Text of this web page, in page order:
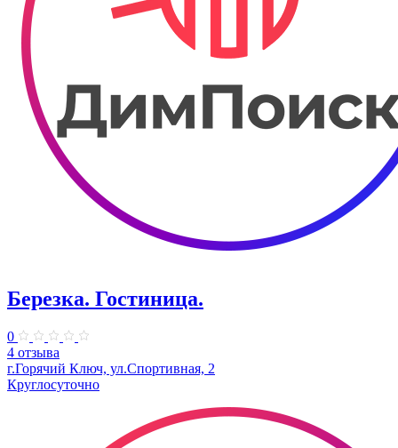
Березка. Гостиница.
0
4 отзыва
г.Горячий Ключ, ул.Спортивная, 2
Круглосуточно